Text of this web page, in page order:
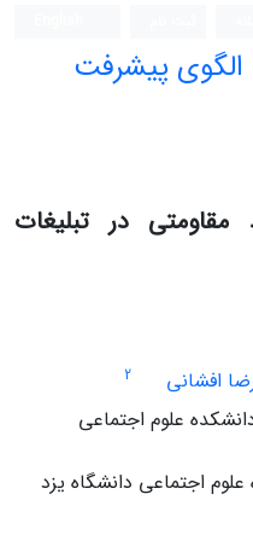
الگوی پیشرفت
مقاومتی در تبلیغات
افشانی
2
علوم اجتماعی
علوم اجتماعی دانشگاه یزد